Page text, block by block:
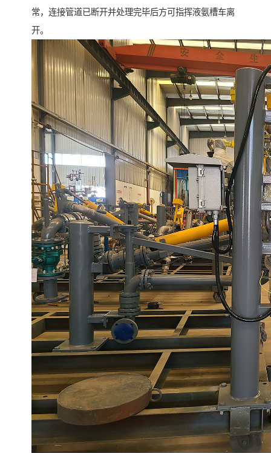
常，连接管道已断开并处理完毕后方可指挥液氨槽车离
开。